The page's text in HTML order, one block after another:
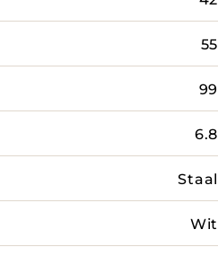
55
99
6.8
Staal
Wit